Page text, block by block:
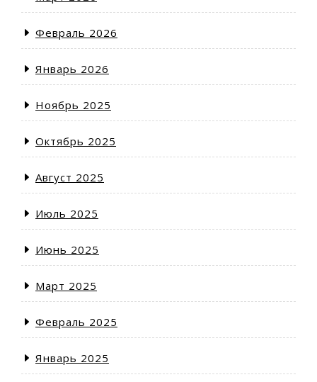
Февраль 2026
Январь 2026
Ноябрь 2025
Октябрь 2025
Август 2025
Июль 2025
Июнь 2025
Март 2025
Февраль 2025
Январь 2025